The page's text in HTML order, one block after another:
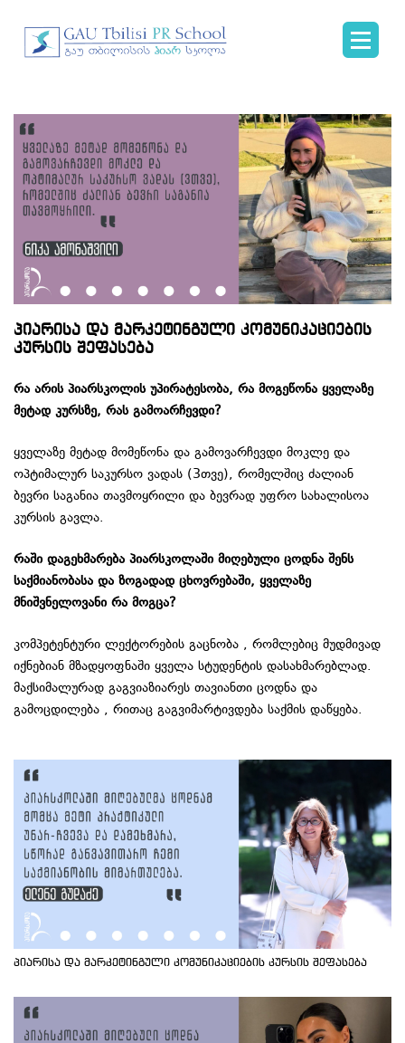
პიარისა და მარკეტინგული კომუნიკაციების
კურსის შეფასება
რა არის პიარსკოლის უპირატესობა, რა მოგეწონა ყველაზე
მეტად კურსზე, რას გამოარჩევდი?
ყველაზე მეტად მომეწონა და გამოვარჩევდი მოკლე და
ოპტიმალურ საკურსო ვადას (3თვე), რომელშიც ძალიან
ბევრი საგანია თავმოყრილი და ბევრად უფრო სახალისოა
კურსის გავლა.
რაში დაგეხმარება პიარსკოლაში მიღებული ცოდნა შენს
საქმიანობასა და ზოგადად ცხოვრებაში, ყველაზე
მნიშვნელოვანი რა მოგცა?
კომპეტენტური ლექტორების გაცნობა , რომლებიც მუდმივად
იქნებიან მზადყოფნაში ყველა სტუდენტის დასახმარებლად.
მაქსიმალურად გაგვიაზიარეს თავიანთი ცოდნა და
გამოცდილება , რითაც გაგვიმარტივდება საქმის დაწყება.
პიარისა და მარკეტინგული კომუნიკაციების კურსის შეფასება